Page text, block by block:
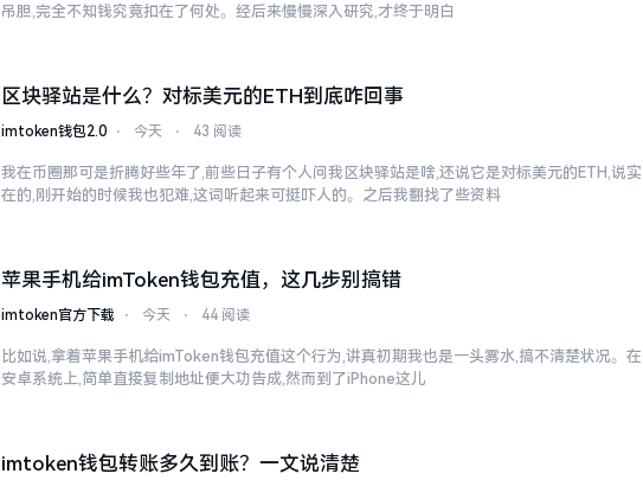
吊胆,完全不知钱究竟扣在了何处。经后来慢慢深入研究,才终于明白
区块驿站是什么？对标美元的ETH到底咋回事
imtoken钱包2.0 ⋅ 今天 ⋅ 43 阅读
我在币圈那可是折腾好些年了,前些日子有个人问我区块驿站是啥,还说它是对标美元的ETH,说实
在的,刚开始的时候我也犯难,这词听起来可挺吓人的。之后我翻找了些资料
苹果手机给imToken钱包充值，这几步别搞错
imtoken官方下载 ⋅ 今天 ⋅ 44 阅读
比如说,拿着苹果手机给imToken钱包充值这个行为,讲真初期我也是一头雾水,搞不清楚状况。在
安卓系统上,简单直接复制地址便大功告成,然而到了iPhone这儿
imtoken钱包转账多久到账？一文说清楚